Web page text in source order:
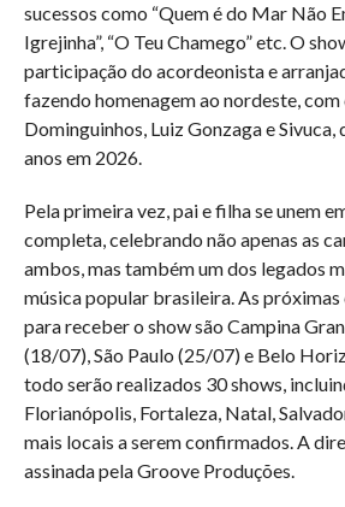
sucessos como “Quem é do Mar Não
Igrejinha”, “O Teu Chamego” etc. O
participação do acordeonista e
fazendo homenagem ao nordeste, com
Dominguinhos, Luiz Gonzaga e
anos em 2026.
Pela primeira vez, pai e filha se unem
completa, celebrando não apenas as
ambos, mas também um dos legados
música popular brasileira. As
para receber o show são Campina
(18/07), São Paulo (25/07) e Belo
todo serão realizados 30 shows,
Florianópolis, Fortaleza, Natal,
mais locais a serem confirmados. A
assinada pela Groove Produções.